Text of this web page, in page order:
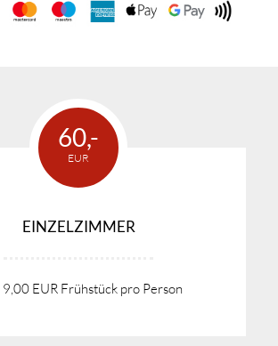
60,-
EUR
EINZELZIMMER
9,00 EUR Frühstück pro Person